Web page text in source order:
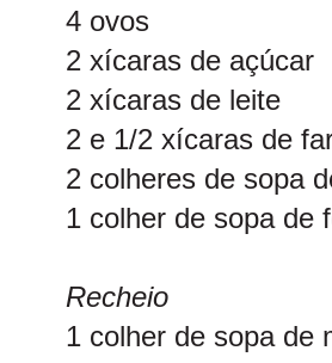
4 ovos
2 xícaras de açúcar
2 xícaras de leite
2 e 1/2 xícaras de
2 colheres de sopa
1 colher de sopa de
Recheio
1 colher de sopa de